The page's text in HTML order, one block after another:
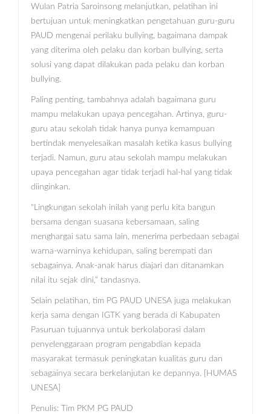
Wulan Patria Saroinsong melanjutkan, pelatihan ini
bertujuan untuk meningkatkan pengetahuan guru-guru
PAUD mengenai perilaku bullying, bagaimana dampak
yang diterima oleh pelaku dan korban bullying, serta
solusi yang dapat dilakukan pada pelaku dan korban
bullying.
Paling penting, tambahnya adalah bagaimana guru
mampu melakukan upaya pencegahan. Artinya, guru-
guru atau sekolah tidak hanya punya kemampuan
bertindak menyelesaikan masalah ketika kasus bullying
terjadi. Namun, guru atau sekolah mampu melakukan
upaya pencegahan agar tidak terjadi hal-hal yang tidak
diinginkan.
“Lingkungan sekolah inilah yang perlu kita bangun
bersama dengan suasana kebersamaan, saling
menghargai satu sama lain, menerima perbedaan sebagai
warna-warninya kehidupan, saling berempati dan
sebagainya. Anak-anak harus diajari dan ditanamkan
nilai itu sejak dini,” tandasnya.
Selain pelatihan, tim PG PAUD UNESA juga melakukan
kerja sama dengan IGTK yang berada di Kabupaten
Pasuruan tujuannya untuk berkolaborasi dalam
penyelenggaraan program pengabdian kepada
masyarakat termasuk peningkatan kualitas guru dan
sebagainya secara berkelanjutan ke depannya. [HUMAS
UNESA]
Penulis: Tim PKM PG PAUD